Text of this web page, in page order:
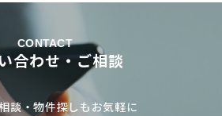
CONTACT
合わせ・ご相談
談・物件探しもお気軽に